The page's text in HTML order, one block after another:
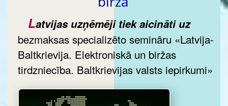
Latvijas uzņēmēji tiek aicināti uz
bezmaksas specializēto semināru «Latvija-
Baltkrievija. Elektroniskā un biržas
tirdzniecība. Baltkrievijas valsts iepirkumi»